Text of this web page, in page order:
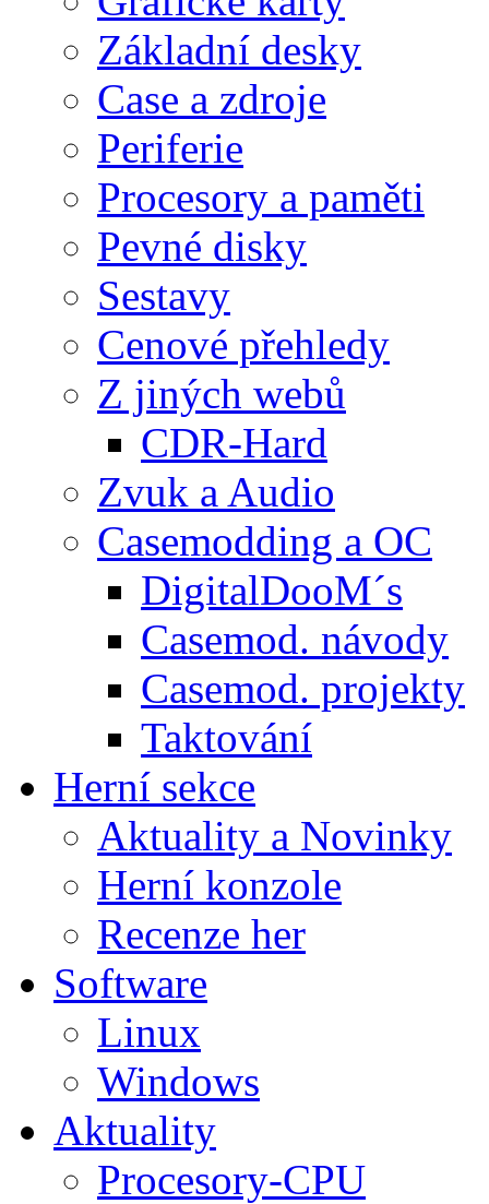
Základní desky
Case a zdroje
Periferie
Procesory a paměti
Pevné disky
Sestavy
Cenové přehledy
Z jiných webů
CDR-Hard
Zvuk a Audio
Casemodding a OC
DigitalDooM´s
Casemod. návody
Casemod. projekty
Taktování
Herní sekce
Aktuality a Novinky
Herní konzole
Recenze her
Software
Linux
Windows
Aktuality
Procesory-CPU